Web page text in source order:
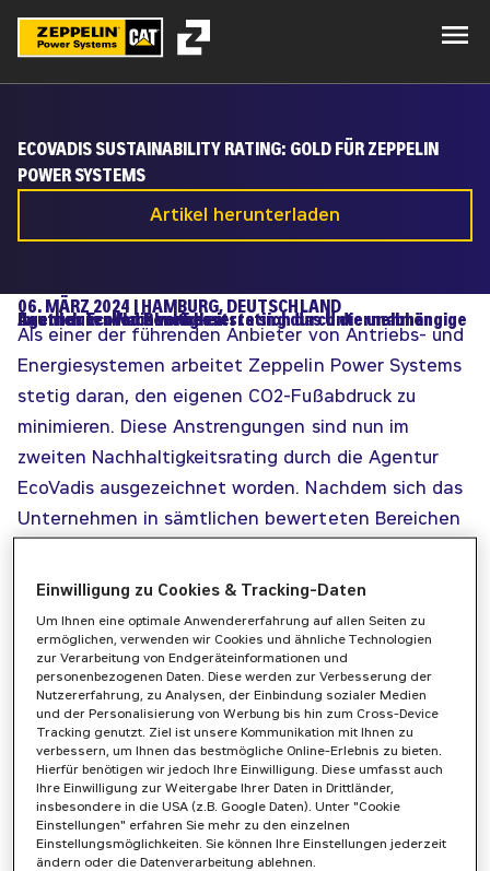
ECOVADIS SUSTAINABILITY RATING: GOLD FÜR ZEPPELIN
POWER SYSTEMS
Artikel herunterladen
06. MÄRZ 2024 | HAMBURG, DEUTSCHLAND
Im erneuten Nachhaltigkeitsrating durch die unabhängige Agentur EcoVadis verbesserte sich das Unternehmen deutlich in allen Bereichen.
Als einer der führenden Anbieter von Antriebs- und
Energiesystemen arbeitet Zeppelin Power Systems
stetig daran, den eigenen CO2-Fußabdruck zu
minimieren. Diese Anstrengungen sind nun im
zweiten Nachhaltigkeitsrating durch die Agentur
EcoVadis ausgezeichnet worden. Nachdem sich das
Unternehmen in sämtlichen bewerteten Bereichen
sowie nachhaltige Beschaffung – deutlich
zählt damit zu den besten fünf Prozent.
Nachhaltigkeitsaktivitäten bei Zeppelin Power Systems
Die ökologische, soziale und ethische Leistung gilt
heutzutage als ein wesentlicher Faktor für
zukunftsfähige Unternehmen, auf den auch Kunden,
Partner und Dienstleister immer größeren Wert
legen. Bei Zeppelin Power Systems sind
Nachhaltigkeit und soziale Verantwortung tief
verankert.
Einwilligung zu Cookies & Tracking-Daten
Um Ihnen eine optimale Anwendererfahrung auf allen Seiten zu
ermöglichen, verwenden wir Cookies und ähnliche Technologien
zur Verarbeitung von Endgeräteinformationen und
personenbezogenen Daten. Diese werden zur Verbesserung der
Nutzererfahrung, zu Analysen, der Einbindung sozialer Medien
und der Personalisierung von Werbung bis hin zum Cross-Device
Tracking genutzt. Ziel ist unsere Kommunikation mit Ihnen zu
verbessern, um Ihnen das bestmögliche Online-Erlebnis zu bieten.
Hierfür benötigen wir jedoch Ihre Einwilligung. Diese umfasst auch
Ihre Einwilligung zur Weitergabe Ihrer Daten in Drittländer,
insbesondere in die USA (z.B. Google Daten). Unter "Cookie
Einstellungen" erfahren Sie mehr zu den einzelnen
Einstellungsmöglichkeiten. Sie können Ihre Einstellungen jederzeit
ändern oder die Datenverarbeitung ablehnen.